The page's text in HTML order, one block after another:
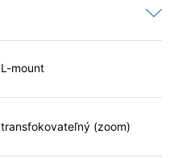
L-mount
transfokovateľný (zoom)